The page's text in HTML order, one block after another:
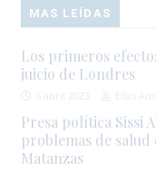
MAS LEÍDAS
Los primeros
juicio de Londres
Presa política Sissi
problemas de salud
Matanzas